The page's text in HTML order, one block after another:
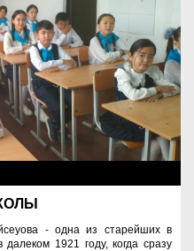
- одна из старейших в
1921 году, когда сразу